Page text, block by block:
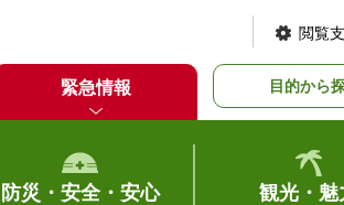
閲覧
緊急情報 目的から
防災・安全・安心 観光・魅